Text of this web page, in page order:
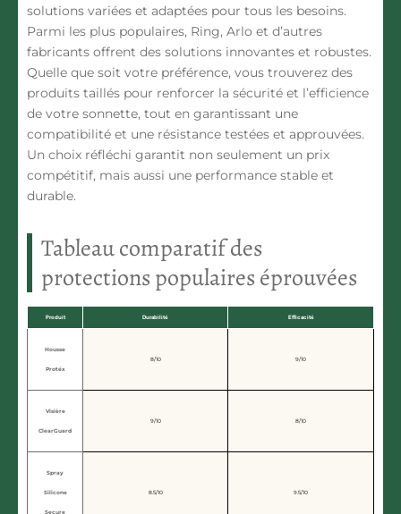
solutions variées et adaptées pour tous les besoins.
Parmi les plus populaires, Ring, Arlo et d’autres
fabricants offrent des solutions innovantes et robustes.
Quelle que soit votre préférence, vous trouverez des
produits taillés pour renforcer la sécurité et l’efficience
de votre sonnette, tout en garantissant une
compatibilité et une résistance testées et approuvées.
Un choix réfléchi garantit non seulement un prix
compétitif, mais aussi une performance stable et
durable.
Tableau comparatif des
protections populaires éprouvées
Produit Durabilité Efficacité
Housse
Protéx
8/10 9/10
Visière
ClearGuard
9/10 8/10
Spray
Silicone
Secure
8.5/10 9.5/10